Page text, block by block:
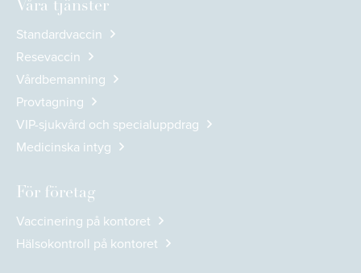
Våra tjänster
Standardvaccin
Resevaccin
Vårdbemanning
Provtagning
VIP-sjukvård och specialuppdrag
Medicinska intyg
För företag
Vaccinering på kontoret
Hälsokontroll på kontoret